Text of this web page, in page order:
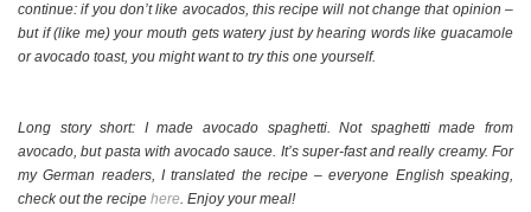
continue: if you don’t like avocados, this recipe will not change that opinion –
but if (like me) your mouth gets watery just by hearing words like guacamole
or avocado toast, you might want to try this one yourself.
Long story short: I made avocado spaghetti. Not spaghetti made from
avocado, but pasta with avocado sauce. It’s super-fast and really creamy. For
my German readers, I translated the recipe – everyone English speaking,
check out the recipe here. Enjoy your meal!